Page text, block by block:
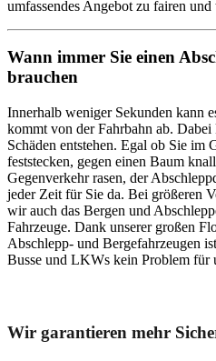
umfassendes Angebot zu fairen und
Wann immer Sie einen
brauchen
Innerhalb weniger Sekunden kann
kommt von der Fahrbahn ab.
Schäden entstehen. Egal ob Sie im
feststecken, gegen einen Baum
Gegenverkehr rasen, der
jeder Zeit für Sie da. Bei größeren
wir auch das Bergen und
Fahrzeuge. Dank unserer großen
Abschlepp- und Bergefahrzeugen
Busse und LKWs kein Problem für
Wir garantieren mehr